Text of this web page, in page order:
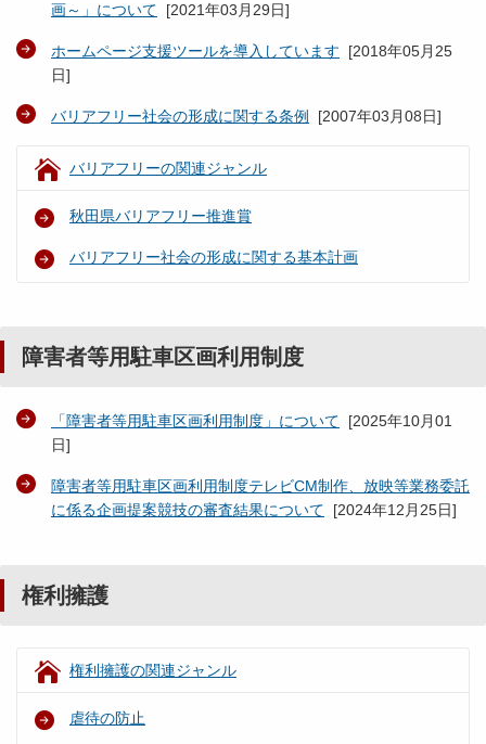
画～」について [2021年03月29日]
ホームページ支援ツールを導入しています [2018年05月25
日]
バリアフリー社会の形成に関する条例 [2007年03月08日]
バリアフリーの関連ジャンル
秋田県バリアフリー推進賞
バリアフリー社会の形成に関する基本計画
障害者等用駐車区画利用制度
「障害者等用駐車区画利用制度」について [2025年10月01
日]
障害者等用駐車区画利用制度テレビCM制作、放映等業務委託
に係る企画提案競技の審査結果について [2024年12月25日]
権利擁護
権利擁護の関連ジャンル
虐待の防止